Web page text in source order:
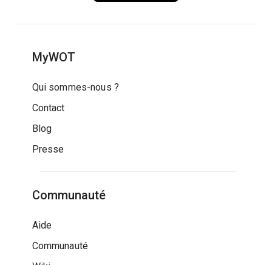
MyWOT
Qui sommes-nous ?
Contact
Blog
Presse
Communauté
Aide
Communauté